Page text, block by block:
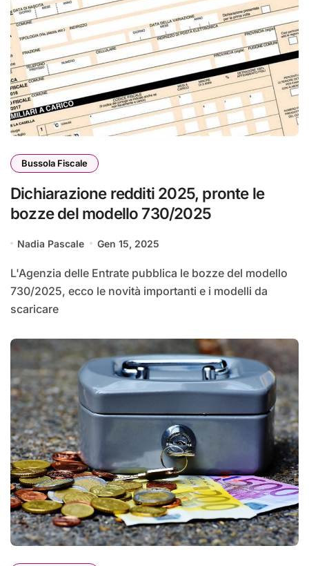
Bussola Fiscale
Dichiarazione redditi 2025, pronte le
bozze del modello 730/2025
Nadia Pascale Gen 15, 2025
L'Agenzia delle Entrate pubblica le bozze del modello
730/2025, ecco le novità importanti e i modelli da
scaricare